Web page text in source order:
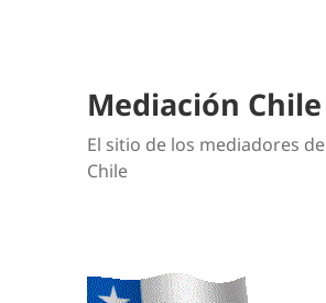
Mediación Chile
El sitio de los mediadores de
Chile